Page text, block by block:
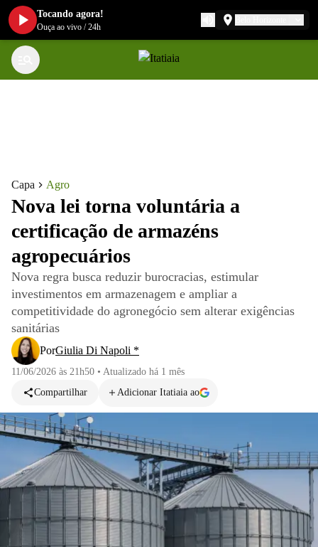
Capa Agro
Nova lei torna voluntária a
certificação de armazéns
agropecuários
Nova regra busca reduzir burocracias, estimular
investimentos em armazenagem e ampliar a
competitividade do agronegócio sem alterar exigências
sanitárias
PorGiulia Di Napoli *
11/06/2026 às 21h50 • Atualizado há 1 mês
Compartilhar
Adicionar Itatiaia ao
Tocando agora!
Ouça ao vivo /24h